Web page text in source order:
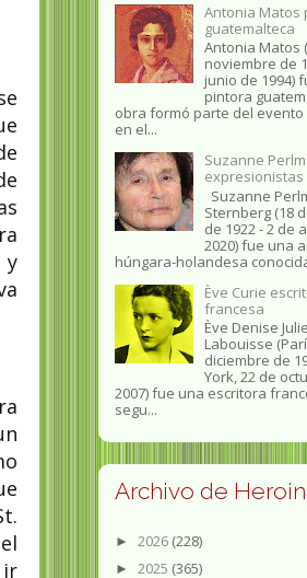
y
ir
Antonia Matos
guatemalteca
Antonia Matos
noviembre de
junio de 1994)
pintora
obra formó parte del
en el...
Suzanne
expresionistas
Suzanne
Sternberg (18
de 1922 - 2 de
2020) fue una
húngara-holandesa
Ève Curie
francesa
Ève Denise
Labouisse
diciembre de
York, 22 de
2007) fue una escritora
segu...
Archivo de
► 2026 (228)
► 2025 (365)